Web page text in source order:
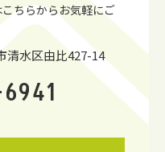
ちらからお気軽にご
水区由比427-14